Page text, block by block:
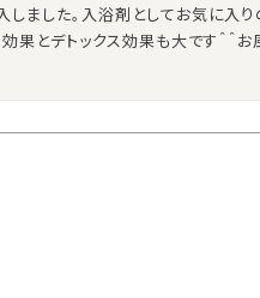
ました。入浴剤としてお気に入
果とデトックス効果も大です＾